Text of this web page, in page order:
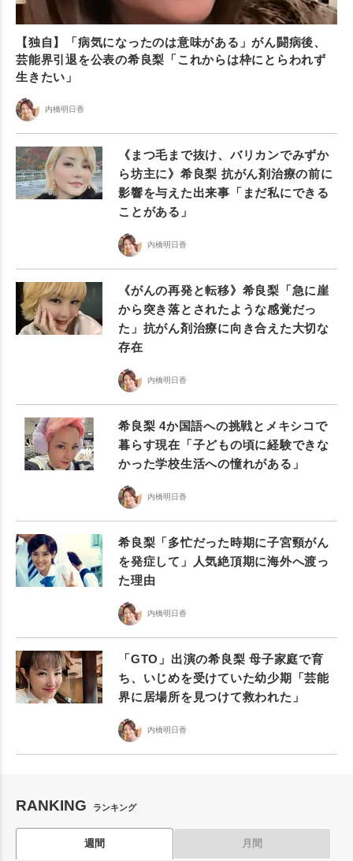
【独自】「病気になったのは意味がある」がん闘病後、
芸能界引退を公表の希良梨「これからは枠にとらわれず
生きたい」
内橋明日香
《まつ毛まで抜け、バリカンでみずか
ら坊主に》希良梨 抗がん剤治療の前に
影響を与えた出来事「まだ私にできる
ことがある」
内橋明日香
《がんの再発と転移》希良梨「急に崖
から突き落とされたような感覚だっ
た」抗がん剤治療に向き合えた大切な
存在
内橋明日香
希良梨 4か国語への挑戦とメキシコで
暮らす現在「子どもの頃に経験できな
かった学校生活への憧れがある」
内橋明日香
希良梨「多忙だった時期に子宮頸がん
を発症して」人気絶頂期に海外へ渡っ
た理由
内橋明日香
「GTO」出演の希良梨 母子家庭で育
ち、いじめを受けていた幼少期「芸能
界に居場所を見つけて救われた」
内橋明日香
RANKING ランキング
週間 月間